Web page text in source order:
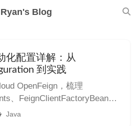
Ryan's Blog
化配置详解：从
到实践
OpenFeign，梳理
、FeignClientFactoryBean、
、
Java